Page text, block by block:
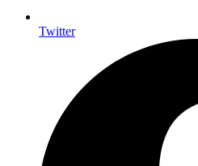
Twitter